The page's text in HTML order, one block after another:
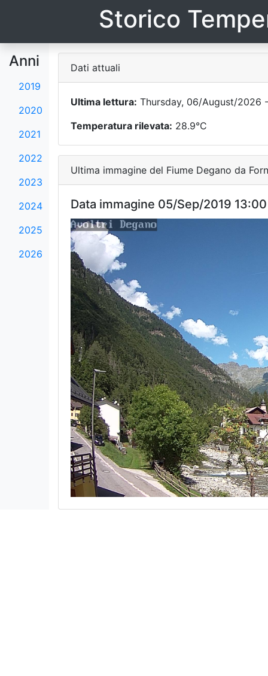
Storico
Anni
2019
2020
2021
2022
2023
2024
2025
2026
Dati attuali
Ultima lettura: Thursday, 06/August/2026 -
Temperatura rilevata: 28.9°C
Ultima immagine del Fiume Degano da
Data immagine 05/Sep/2019 13:00